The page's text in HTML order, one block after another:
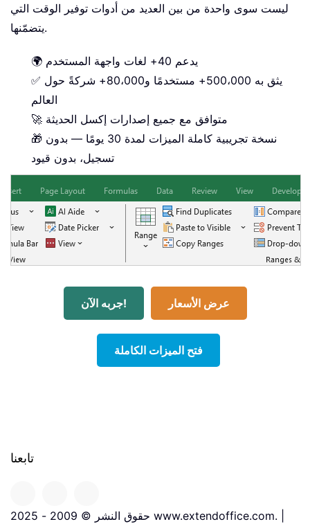
ليست سوى واحدة من بين العديد من أدوات توفير الوقت التي
يتضمّنها.
🌍 يدعم 40+ لغات واجهة المستخدم
✅ يثق به 500،000+ مستخدمًا و80،000+ شركةً حول
العالم
🚀 متوافق مع جميع إصدارات إكسل الحديثة
🎁 نسخة تجريبية كاملة الميزات لمدة 30 يومًا — بدون
تسجيل، بدون قيود
جربه الآن! عرض الأسعار
فتح الميزات الكاملة
تابعنا
حقوق النشر © 2009 - 2025 www.extendoffice.com. |